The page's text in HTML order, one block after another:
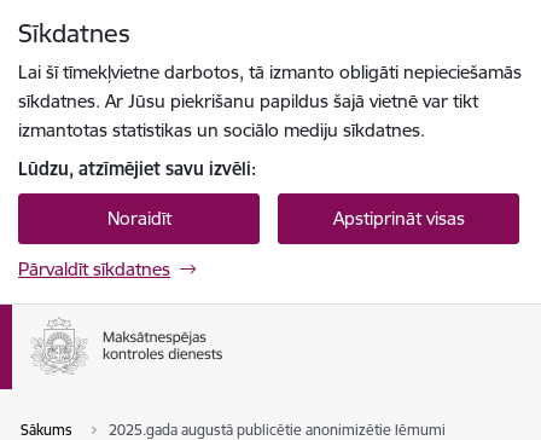
Sīkdatnes
Lai šī tīmekļvietne darbotos, tā izmanto obligāti nepieciešamās
sīkdatnes. Ar Jūsu piekrišanu papildus šajā vietnē var tikt
izmantotas statistikas un sociālo mediju sīkdatnes.
Lūdzu, atzīmējiet savu izvēli:
Noraidīt Apstiprināt visas
Pārvaldīt sīkdatnes
Sākums 2025.gada augustā publicētie anonimizētie lēmumi